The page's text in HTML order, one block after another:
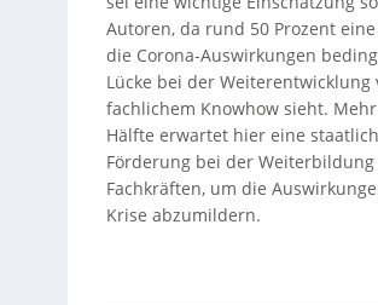
Autoren, da rund 50 Prozent
die Corona-Auswirkungen
Lücke bei der Weiterentwicklung
fachlichem Knowhow sieht.
Hälfte erwartet hier eine
Förderung bei der Weiterbildung
Fachkräften, um die
Krise abzumildern.